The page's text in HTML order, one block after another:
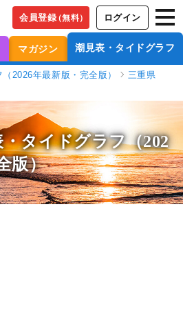
会員登録（無料） ログイン
マガジン 潮見表・タイドグラフ
2026年最新版・完全版）
三重県
・タイドグラフ（202
版）